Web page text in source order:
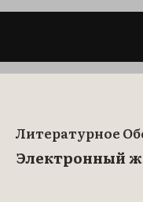
Литературное
Электронный